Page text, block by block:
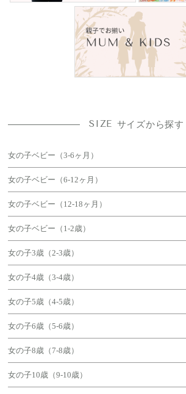
SIZE サイズから探す
女の子ベビー（3-6ヶ月）
女の子ベビー（6-12ヶ月）
女の子ベビー（12-18ヶ月）
女の子ベビー（1-2歳）
女の子3歳（2-3歳）
女の子4歳（3-4歳）
女の子5歳（4-5歳）
女の子6歳（5-6歳）
女の子8歳（7-8歳）
女の子10歳（9-10歳）